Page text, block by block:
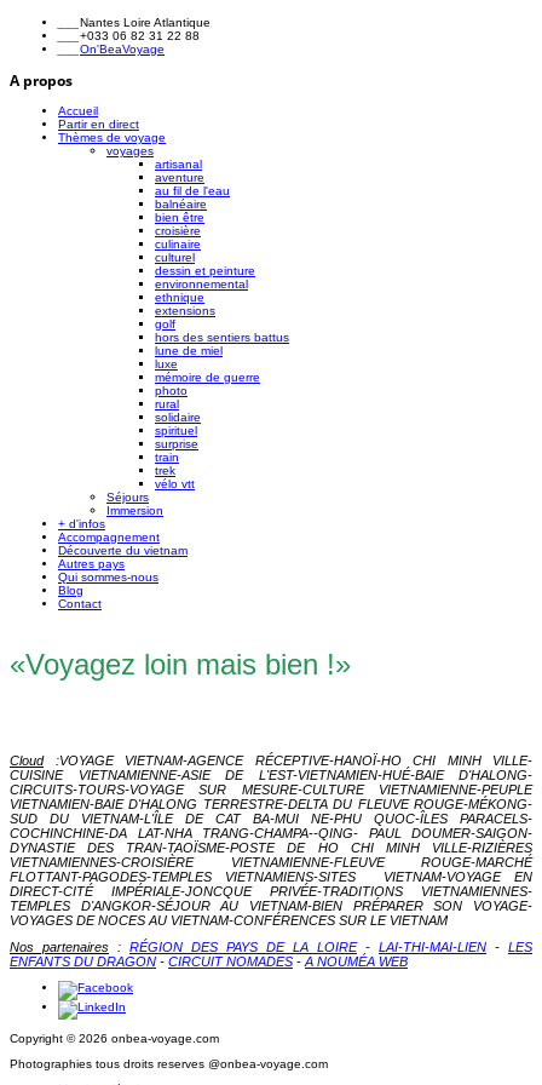
Nantes Loire Atlantique
+033 06 82 31 22 88
On'BeaVoyage
A propos
Accueil
Partir en direct
Thèmes de voyage
voyages
artisanal
aventure
au fil de l'eau
balnéaire
bien être
croisière
culinaire
culturel
dessin et peinture
environnemental
ethnique
extensions
golf
hors des sentiers battus
lune de miel
luxe
mémoire de guerre
photo
rural
solidaire
spirituel
surprise
train
trek
vélo vtt
Séjours
Immersion
+ d'infos
Accompagnement
Découverte du vietnam
Autres pays
Qui sommes-nous
Blog
Contact
«Voyagez loin mais bien !»
Cloud:VOYAGE VIETNAM-AGENCE RÉCEPTIVE-HANOÏ-HO CHI MINH VILLE-
CUISINE VIETNAMIENNE-ASIE DE L'EST-VIETNAMIEN-HUÉ-BAIE D'HALONG-
CIRCUITS-TOURS-VOYAGE SUR MESURE-CULTURE VIETNAMIENNE-PEUPLE
VIETNAMIEN-BAIE D'HALONG TERRESTRE-DELTA DU FLEUVE ROUGE-MÉKONG-
SUD DU VIETNAM-L'ÎLE DE CAT BA-MUI NE-PHU QUOC-ÎLES PARACELS-
COCHINCHINE-DA LAT-NHA TRANG-CHAMPA--QING- PAUL DOUMER-SAIGON-
DYNASTIE DES TRAN-TAOÏSME-POSTE DE HO CHI MINH VILLE-RIZIÈRES
VIETNAMIENNES-CROISIÈRE VIETNAMIENNE-FLEUVE ROUGE-MARCHÉ
FLOTTANT-PAGODES-TEMPLES VIETNAMIENS-SITES VIETNAM-VOYAGE EN
DIRECT-CITÉ IMPÉRIALE-JONCQUE PRIVÉE-TRADITIONS VIETNAMIENNES-
TEMPLES D'ANGKOR-SÉJOUR AU VIETNAM-BIEN PRÉPARER SON VOYAGE-
VOYAGES DE NOCES AU VIETNAM-CONFÉRENCES SUR LE VIETNAM
Nos partenaires : RÉGION DES PAYS DE LA LOIRE- LAI-THI-MAI-LIEN - LES
ENFANTS DU DRAGON - CIRCUIT NOMADES - A NOUMÉA WEB
Copyright © 2026 onbea-voyage.com
Photographies tous droits reserves @onbea-voyage.com